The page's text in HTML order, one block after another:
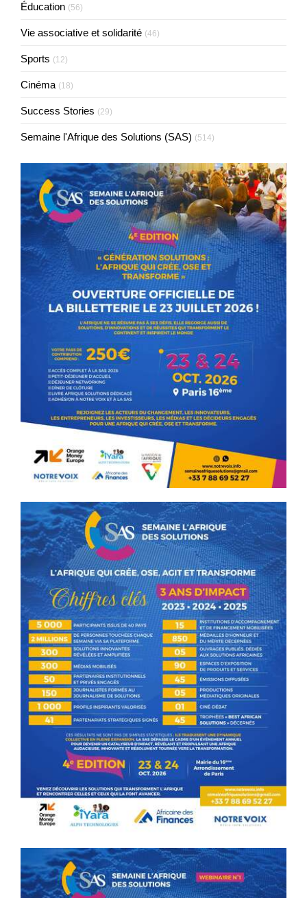
Éducation (56)
Vie associative et solidarité (46)
Sports (12)
Cinéma (18)
Success Stories (29)
Semaine l'Afrique des Solutions (SAS) (514)